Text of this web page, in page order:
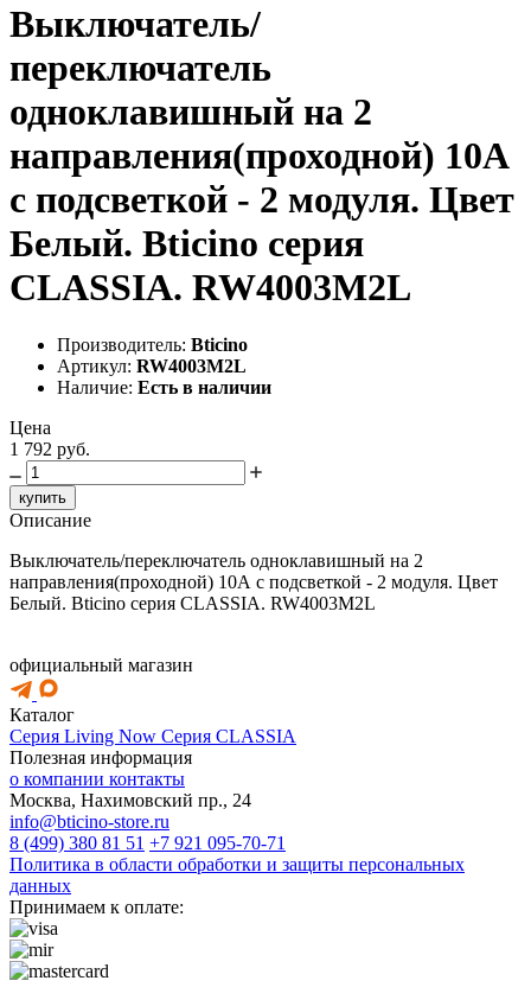
Выключатель/
переключатель
одноклавишный на 2
направления(проходной) 10А
с подсветкой - 2 модуля. Цвет
Белый. Bticino серия
CLASSIA. RW4003M2L
Производитель: Bticino
Артикул: RW4003M2L
Наличие: Есть в наличии
Цена
1 792 руб.
купить
Описание
Выключатель/переключатель одноклавишный на 2
направления(проходной) 10А с подсветкой - 2 модуля. Цвет
Белый. Bticino серия CLASSIA. RW4003M2L
официальный магазин
Каталог
Серия Living Now Серия CLASSIA
Полезная информация
о компании контакты
Москва, Нахимовский пр., 24
info@bticino-store.ru
8 (499) 380 81 51 +7 921 095-70-71
Политика в области обработки и защиты персональных
данных
Принимаем к оплате: